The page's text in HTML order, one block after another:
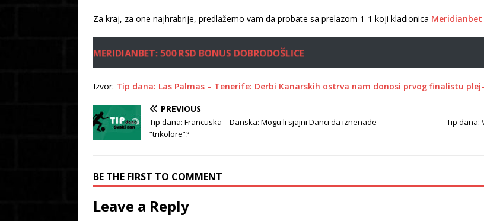
Za kraj, za one najhrabrije, predlažemo vam da probate sa prelazom 1-1 koji kladionica Meridianbet
MERIDIANBET: 500 RSD BONUS DOBRODOŠLICE
Izvor: Tip dana: Las Palmas – Tenerife: Derbi Kanarskih ostrva nam donosi prvog finalistu
PREVIOUS
Tip dana: Francuska – Danska: Mogu li sjajni Danci da iznenade
“trikolore”?
Tip dana:
BE THE FIRST TO COMMENT
Leave a Reply